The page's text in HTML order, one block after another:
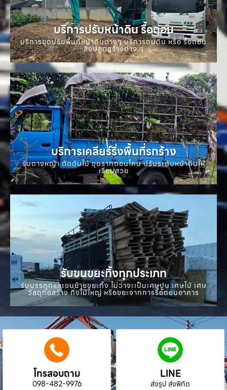
บริการปรับหน้าดิน รื้อถอน
บริการขุดปรับพื้นที่หน้าดินต่างๆ บริการถมดิน หรือ รื้อถอน
สิ่งปลูกสร้างต่าง ๆ
บริการเคลียร์ริ่งพื้นที่รกร้าง
รับถางหญ้า ตัดต้นไม้ ขุดรากถอนโคน ปรับระดับหน้าดินให้
เรียบสวย
รับขนขยะทิ้งทุกประเภท
รับบรรทุกและขนย้ายขยะทิ้ง ไม่ว่าจะเป็นเศษปูน เศษไม้ เศษ
วัสดุก่อสร้าง กิ่งไม้ใหญ่ หรือขยะจากการรื้อถอนอาคาร
โทรสอบถาม
098-482-9976
LINE
ส่งรูป ส่งพิกัด